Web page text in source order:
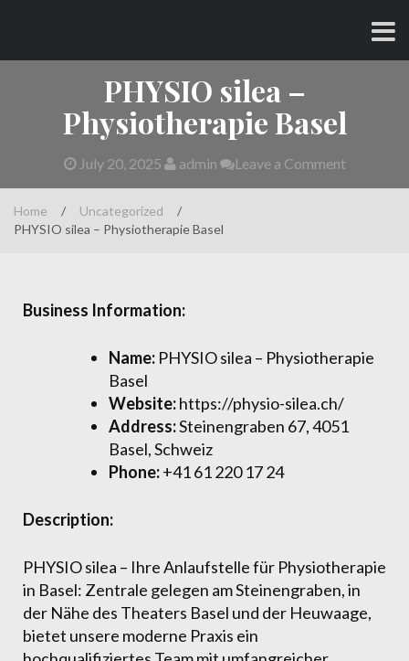
content
PHYSIO silea –
Physiotherapie Basel
July 20, 2025 admin Leave a Comment
Home / Uncategorized
/
PHYSIO silea – Physiotherapie Basel
Business Information:
Name: PHYSIO silea – Physiotherapie
Basel
Website:https://physio-silea.ch/
Address:Steinengraben 67, 4051
Basel, Schweiz
Phone:+41 61 220 17 24
Description:
PHYSIO silea – Ihre Anlaufstelle für Physiotherapie
in Basel: Zentrale gelegen am Steinengraben, in
der Nähe des Theaters Basel und der Heuwaage,
bietet unsere moderne Praxis ein